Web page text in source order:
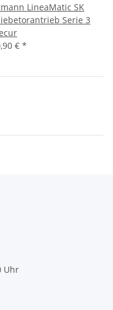
LineaMatic SK
Serie 3
€ *
Uhr